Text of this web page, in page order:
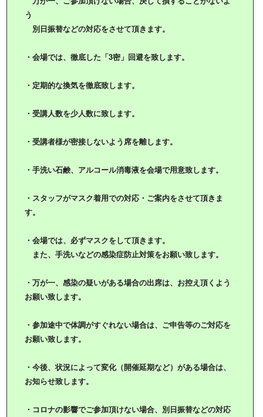
う
別日振替などの対応をさせて頂きます。
・会場では、徹底した「3密」回避を致します。
・定期的な換気を徹底致します。
・受講人数を少人数に致します。
・受講者様が密接しないよう席を離します。
・手洗い石鹸、アルコール消毒液を会場で用意致します。
・スタッフがマスク着用での対応・ご案内をさせて頂きま
す。
・会場では、必ずマスクをして頂きます。
また、手洗いなどの感染症防止対策をお願い致します。
・万が一、感染の疑いがある場合の出席は、お控え頂くよう
お願い致します。
・参加途中で体調がすぐれない場合は、ご申告等のご対応を
お願い致します。
・今後、状況によって変化（開催延期など）がある場合は、
お知らせ致します。
・コロナの影響でご参加頂けない場合、別日振替などの対応